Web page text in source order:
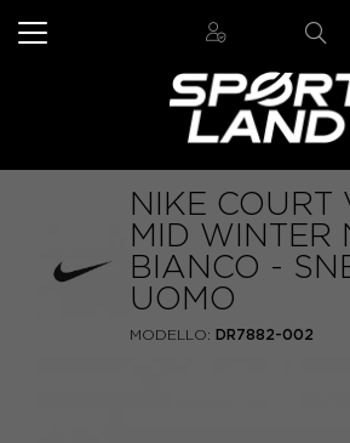
NIKE COURT
MID WINTER
BIANCO -
UOMO
MODELLO: DR7882-002